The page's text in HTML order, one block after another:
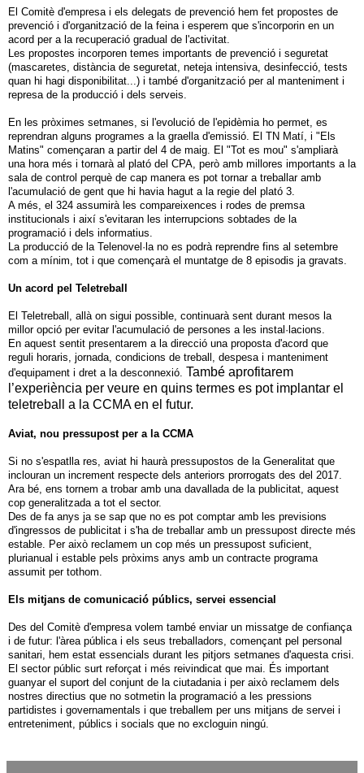
El Comitè d'empresa i els delegats de prevenció hem fet propostes de
prevenció i d'organització de la feina i esperem que s'incorporin en un
acord per a la recuperació gradual de l'activitat.
Les propostes incorporen temes importants de prevenció i seguretat
(mascaretes, distància de seguretat, neteja intensiva, desinfecció, tests
quan hi hagi disponibilitat...) i també d'organització per al manteniment i
represa de la producció i dels serveis.
En les pròximes setmanes, si l'evolució de l'epidèmia ho permet, es
reprendran alguns programes a la graella d'emissió. El TN Matí, i "Els
Matins" començaran a partir del 4 de maig. El "Tot es mou" s'ampliarà
una hora més i tornarà al plató del CPA, però amb millores importants a la
sala de control perquè de cap manera es pot tornar a treballar amb
l'acumulació de gent que hi havia hagut a la regie del plató 3.
A més, el 324 assumirà les compareixences i rodes de premsa
institucionals i així s'evitaran les interrupcions sobtades de la
programació i dels informatius.
La producció de la Telenovel·la no es podrà reprendre fins al setembre
com a mínim, tot i que començarà el muntatge de 8 episodis ja gravats.
Un acord pel Teletreball
El Teletreball, allà on sigui possible, continuarà sent durant mesos la
millor opció per evitar l'acumulació de persones a les instal·lacions.
En aquest sentit presentarem a la direcció una proposta d'acord que
reguli horaris, jornada, condicions de treball, despesa i manteniment
d'equipament i dret a la desconnexió. També aprofitarem
l’experiència per veure en quins termes es pot implantar el
teletreball a la CCMA en el futur.
Aviat, nou pressupost per a la CCMA
Si no s'espatlla res, aviat hi haurà pressupostos de la Generalitat que
inclouran un increment respecte dels anteriors prorrogats des del 2017.
Ara bé, ens tornem a trobar amb una davallada de la publicitat, aquest
cop generalitzada a tot el sector.
Des de fa anys ja se sap que no es pot comptar amb les previsions
d'ingressos de publicitat i s'ha de treballar amb un pressupost directe més
estable. Per això reclamem un cop més un pressupost suficient,
plurianual i estable pels pròxims anys amb un contracte programa
assumit per tothom.
Els mitjans de comunicació públics, servei essencial
Des del Comitè d'empresa volem també enviar un missatge de confiança
i de futur: l'àrea pública i els seus treballadors, començant pel personal
sanitari, hem estat essencials durant les pitjors setmanes d'aquesta crisi.
El sector públic surt reforçat i més reivindicat que mai. És important
guanyar el suport del conjunt de la ciutadania i per això reclamem dels
nostres directius que no sotmetin la programació a les pressions
partidistes i governamentals i que treballem per uns mitjans de servei i
entreteniment, públics i socials que no excloguin ningú.